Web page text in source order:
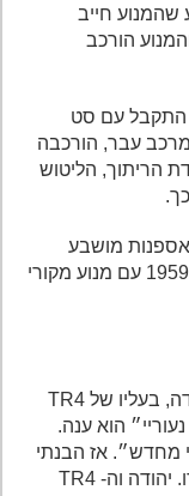
חייב
הורכב
עם סט
עבר, הורכבה
הליטוש
מושבע
ולצידו עומדת נוצצת ובגאווה TR3A מודל 1959 עם מנוע מקורי
״למה דווקא האוטו הזה?״ שאלתי את יהודה, בעליו של TR4
הוא ענה.
אז הבנתי
שאני הולך לפגוש ״זוג״ שלעולם לא ייפרדו. יהודה וה- TR4